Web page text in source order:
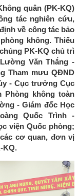
quân (PK-KQ)
tác nghiên cứu,
về công tác bảo
không. Thiếu
PK-KQ chủ trì
Văn Thắng -
Tham mưu QĐND
- Cục trưởng Cục
Phòng không toàn
- Giám đốc Học
Quốc Trình -
viện Quốc phòng;
cơ quan, đơn vị
KQ.